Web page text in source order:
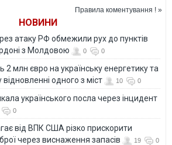
Правила коментування ! »
НОВИНИ
атаку РФ обмежили рух до пунктів
з Молдовою
0 0
2 млн євро на українську енергетику та
відновленні одного з міст
10 0
українського посла через інцидент
0
від ВПК США різко прискорити
через виснаження запасів
19 0